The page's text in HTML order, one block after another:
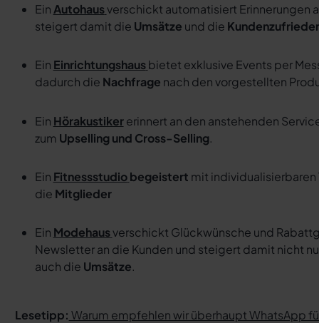
Ein Autohaus verschickt automatisiert Erinnerungen
steigert damit die Umsätze und die
Ein Einrichtungshaus bietet exklusive Events per
dadurch die Nachfrage nach den vorgestellten
Ein Hörakustikererinnert an den anstehenden
zum Upselling und Cross-Selling.
Ein Fitnessstudio begeistert mit individualisierbaren
die Mitglieder
Ein Modehaus verschickt Glückwünsche und
Newsletter an die Kunden und steigert damit nicht
auch die Umsätze.
Lesetipp: Warum empfehlen wir überhaupt WhatsApp